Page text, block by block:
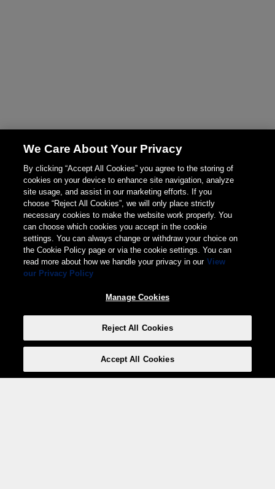
We Care About Your Privacy
By clicking “Accept All Cookies” you agree to the storing of
cookies on your device to enhance site navigation, analyze
site usage, and assist in our marketing efforts. If you
choose “Reject All Cookies”, we will only place strictly
necessary cookies to make the website work properly. You
can choose which cookies you accept in the cookie
settings. You can always change or withdraw your choice on
the Cookie Policy page or via the cookie settings. You can
read more about how we handle your privacy in our View
our Privacy Policy
Manage Cookies
Reject All Cookies
Accept All Cookies